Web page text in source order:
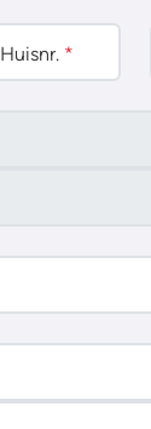
Huisnr. *